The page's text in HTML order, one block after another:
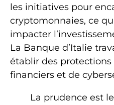
les initiatives pour
cryptomonnaies, ce
impacter
La Banque d’Italie
établir des
financiers et de
La prudence est